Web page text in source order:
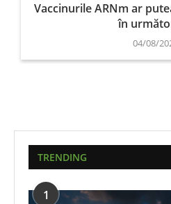
Vaccinurile ARNm ar
în
04/08/
TRENDING
1